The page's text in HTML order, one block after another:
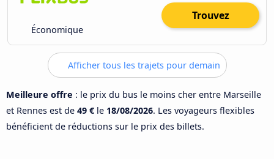
Économique
Trouvez
Afficher tous les trajets pour demain
Meilleure offre : le prix du bus le moins cher entre Marseille
et Rennes est de 49 € le 18/08/2026. Les voyageurs flexibles
bénéficient de réductions sur le prix des billets.